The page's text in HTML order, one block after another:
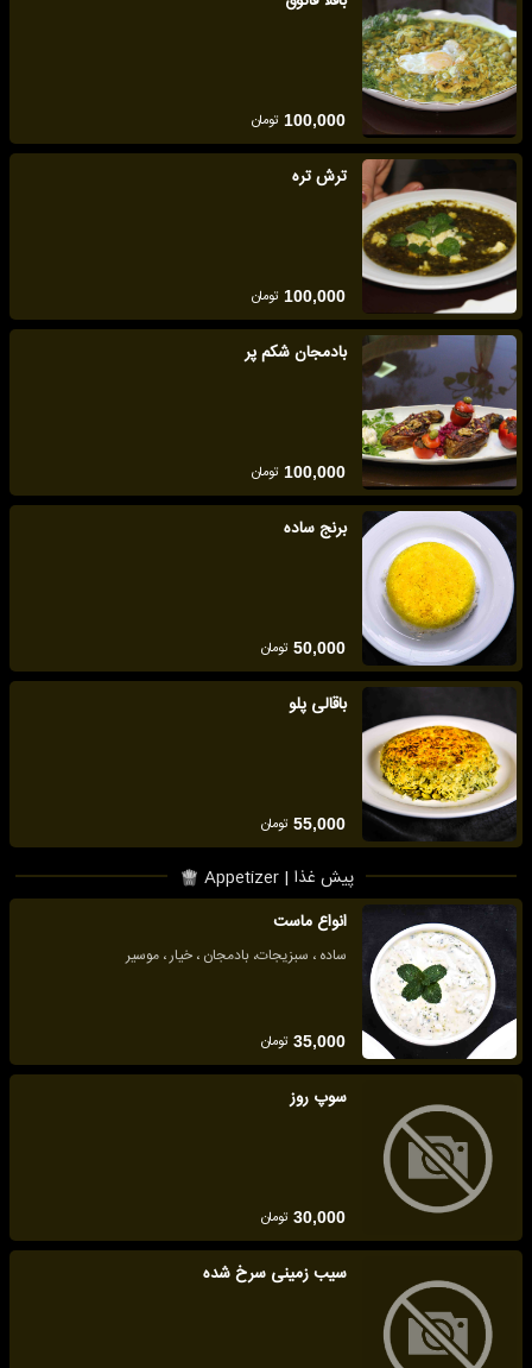
100,000 تومان
ترش تره
100,000 تومان
بادمجان شکم پر
100,000 تومان
برنج ساده
50,000 تومان
باقالی پلو
55,000 تومان
پیش غذا | Appetizer
انواع ماست
ساده ، سبزیجات، بادمجان ، خیار ، موسیر
35,000 تومان
سوپ روز
30,000 تومان
سیب زمینی سرخ شده